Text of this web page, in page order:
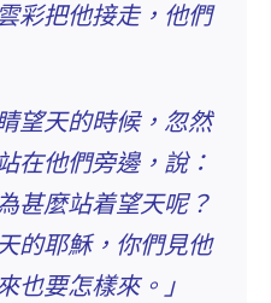
彩把他接走，他們
望天的時候，忽然
在他們旁邊，說：
甚麼站着望天呢？
的耶穌，你們見他
也要怎樣來。 」